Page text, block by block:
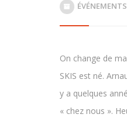
ÉVÉNEMENTS
On change de
SKIS est né.
y a quelques
« chez nous ».